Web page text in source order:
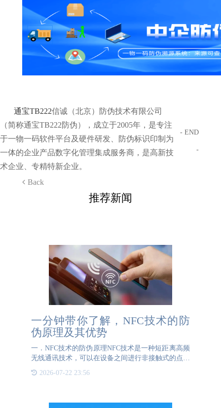
通宝TB222信诚（北京）防伪技术有限公司
（简称通宝TB222防伪），成立于2005年，是专注
于一物一码软件平台及硬件研发、防伪标识印制为
一体的企业产品数字化管理集成服务商，是高新技
术企业、专精特新企业。
Back
- END
-
推荐新闻
一分钟带你了解，NFC技术的防
伪原理及其优势
一．NFC技术的防伪原理NFC技术是一种短距离高频
无线通讯技术，可以在设备之间进行非接触式的点对
NFC芯片嵌入产品或其包装内来实现信息的安全存储
2026-07-22 23:56